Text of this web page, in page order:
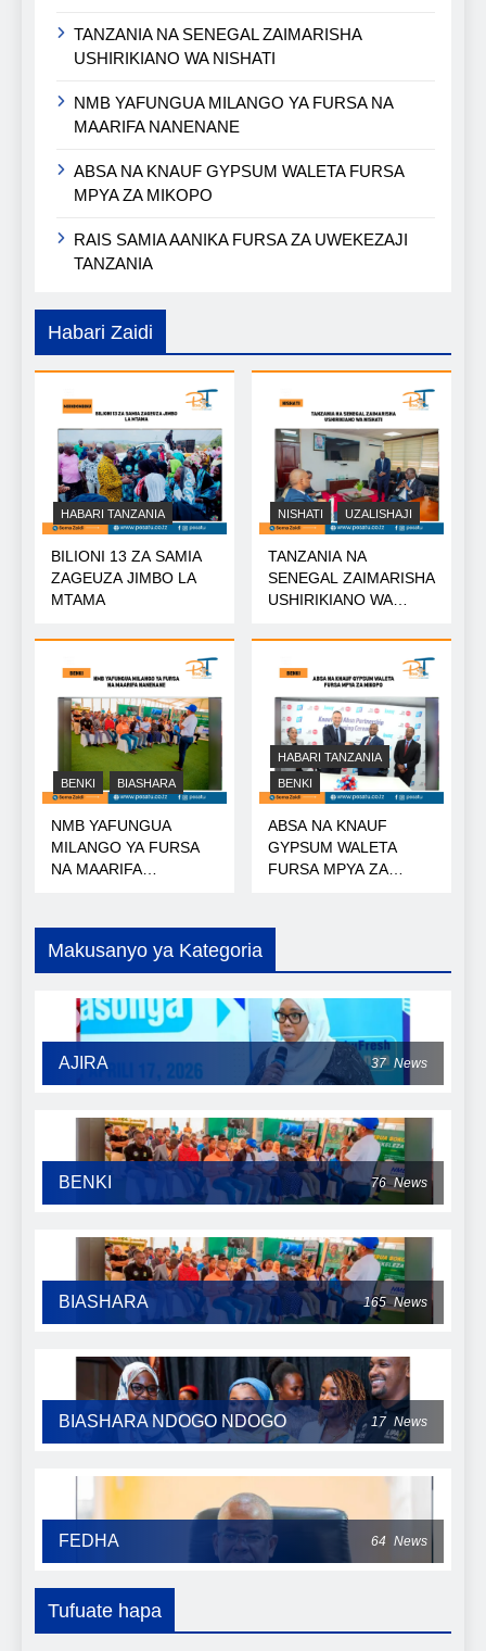
TANZANIA NA SENEGAL ZAIMARISHA
USHIRIKIANO WA NISHATI
NMB YAFUNGUA MILANGO YA FURSA NA
MAARIFA NANENANE
ABSA NA KNAUF GYPSUM WALETA FURSA
MPYA ZA MIKOPO
RAIS SAMIA AANIKA FURSA ZA UWEKEZAJI
TANZANIA
Habari Zaidi
HABARI TANZANIA
BILIONI 13 ZA SAMIA
ZAGEUZA JIMBO LA
MTAMA
NISHATI UZALISHAJI
TANZANIA NA
SENEGAL ZAIMARISHA
USHIRIKIANO WA
BENKI BIASHARA
NMB YAFUNGUA
MILANGO YA FURSA
NA MAARIFA
HABARI TANZANIA
BENKI
ABSA NA KNAUF
GYPSUM WALETA
FURSA MPYA ZA
Makusanyo ya Kategoria
AJIRA 37 News
BENKI 76 News
BIASHARA 165 News
BIASHARA NDOGO NDOGO 17 News
FEDHA 64 News
Tufuate hapa